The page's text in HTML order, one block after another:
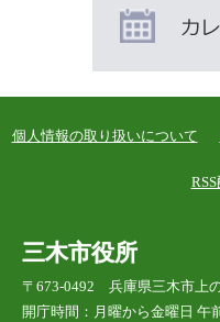
個人情報の取り扱いについて
三木市役所
〒673-0492 兵庫県三木市上
開庁時間：月曜から金曜日 午